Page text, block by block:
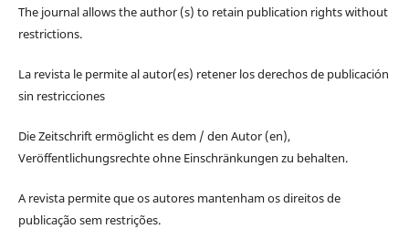
The journal allows the author (s) to retain publication rights without
restrictions.
La revista le permite al autor(es) retener los derechos de publicación
sin restricciones
Die Zeitschrift ermöglicht es dem / den Autor (en),
Veröffentlichungsrechte ohne Einschränkungen zu behalten.
A revista permite que os autores mantenham os direitos de
publicação sem restrições.